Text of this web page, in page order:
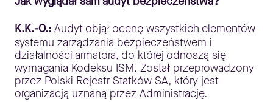
K.K.-O.: Audyt objął ocenę wszystkich elementów
systemu zarządzania bezpieczeństwem i
działalności armatora, do której odnoszą się
wymagania Kodeksu ISM. Został przeprowadzony
przez Polski Rejestr Statków SA, który jest
organizacją uznaną przez Administrację.